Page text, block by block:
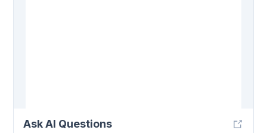
Ask AI Questions